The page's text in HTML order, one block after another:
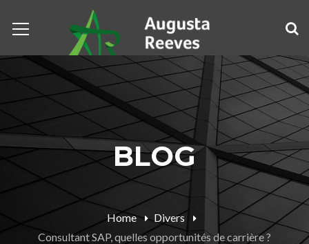
BLOG
Home
Divers
Consultant SAP, quelles opportunités de carrière ?